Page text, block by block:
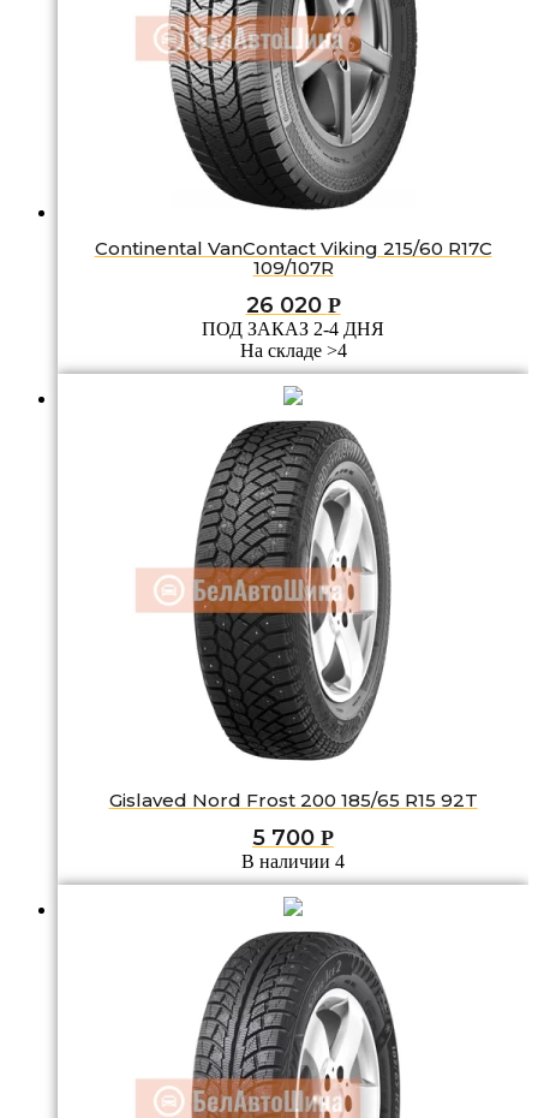
Continental VanContact Viking 215/60 R17C
109/107R
26 020 Р
ПОД ЗАКАЗ 2-4 ДНЯ
На складе >4
Gislaved Nord Frost 200 185/65 R15 92T
5 700 Р
В наличии 4